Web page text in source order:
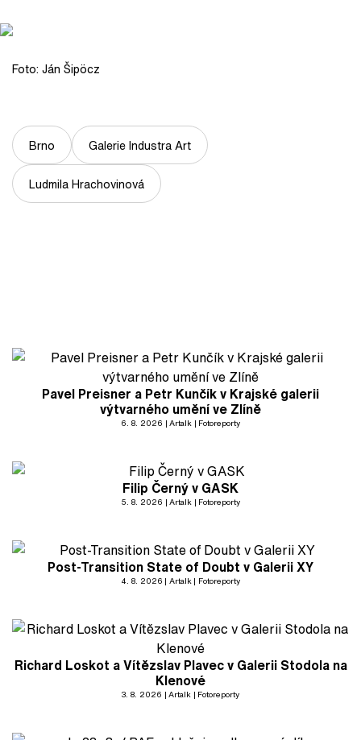
Foto: Ján Šipöcz
Brno Galerie Industra Art
Ludmila Hrachovinová
Pavel Preisner a Petr Kunčík v Krajské galerii
výtvarného umění ve Zlíně
6. 8. 2026 Artalk Fotoreporty
Filip Černý v GASK
5. 8. 2026 Artalk Fotoreporty
Post-Transition State of Doubt v Galerii XY
4. 8. 2026 Artalk Fotoreporty
Richard Loskot a Vítězslav Plavec v Galerii Stodola na
Klenové
3. 8. 2026 Artalk Fotoreporty